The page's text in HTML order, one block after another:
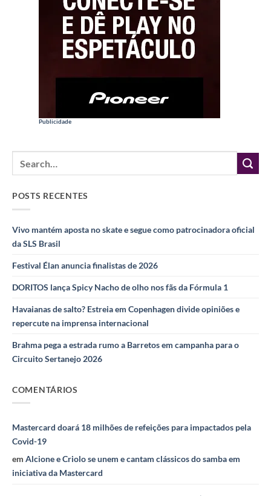
Publicidade
POSTS RECENTES
Vivo mantém aposta no skate e segue como patrocinadora oficial
da SLS Brasil
Festival Élan anuncia finalistas de 2026
DORITOS lança Spicy Nacho de olho nos fãs da Fórmula 1
Havaianas de salto? Estreia em Copenhagen divide opiniões e
repercute na imprensa internacional
Brahma pega a estrada rumo a Barretos em campanha para o
Circuito Sertanejo 2026
COMENTÁRIOS
Mastercard doará 18 milhões de refeições para impactados pela
Covid-19
em Alcione e Criolo se unem e cantam clássicos do samba em
iniciativa da Mastercard